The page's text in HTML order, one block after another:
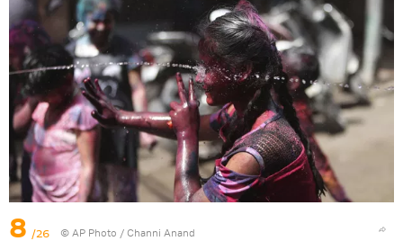
8 /26 © AP Photo / Channi Anand